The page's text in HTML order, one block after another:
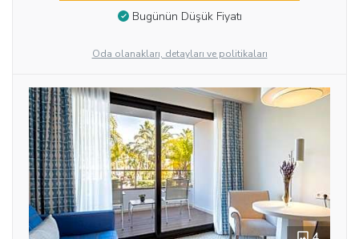
Bugünün Düşük Fiyatı
Oda olanakları, detayları ve politikaları